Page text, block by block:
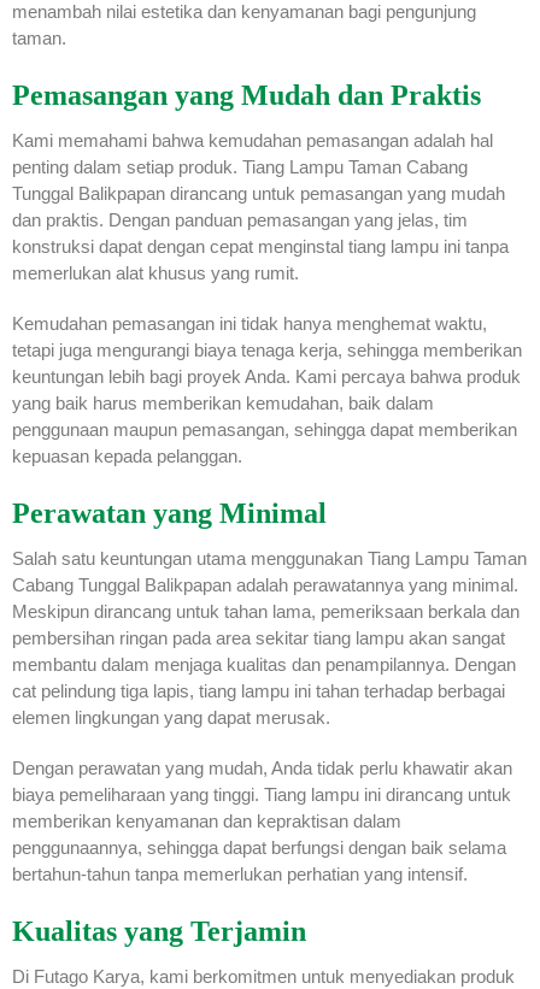
menambah nilai estetika dan kenyamanan bagi pengunjung
taman.
Pemasangan yang Mudah dan Praktis
Kami memahami bahwa kemudahan pemasangan adalah hal
penting dalam setiap produk. Tiang Lampu Taman Cabang
Tunggal Balikpapan dirancang untuk pemasangan yang mudah
dan praktis. Dengan panduan pemasangan yang jelas, tim
konstruksi dapat dengan cepat menginstal tiang lampu ini tanpa
memerlukan alat khusus yang rumit.
Kemudahan pemasangan ini tidak hanya menghemat waktu,
tetapi juga mengurangi biaya tenaga kerja, sehingga memberikan
keuntungan lebih bagi proyek Anda. Kami percaya bahwa produk
yang baik harus memberikan kemudahan, baik dalam
penggunaan maupun pemasangan, sehingga dapat memberikan
kepuasan kepada pelanggan.
Perawatan yang Minimal
Salah satu keuntungan utama menggunakan Tiang Lampu Taman
Cabang Tunggal Balikpapan adalah perawatannya yang minimal.
Meskipun dirancang untuk tahan lama, pemeriksaan berkala dan
pembersihan ringan pada area sekitar tiang lampu akan sangat
membantu dalam menjaga kualitas dan penampilannya. Dengan
cat pelindung tiga lapis, tiang lampu ini tahan terhadap berbagai
elemen lingkungan yang dapat merusak.
Dengan perawatan yang mudah, Anda tidak perlu khawatir akan
biaya pemeliharaan yang tinggi. Tiang lampu ini dirancang untuk
memberikan kenyamanan dan kepraktisan dalam
penggunaannya, sehingga dapat berfungsi dengan baik selama
bertahun-tahun tanpa memerlukan perhatian yang intensif.
Kualitas yang Terjamin
Di Futago Karya, kami berkomitmen untuk menyediakan produk